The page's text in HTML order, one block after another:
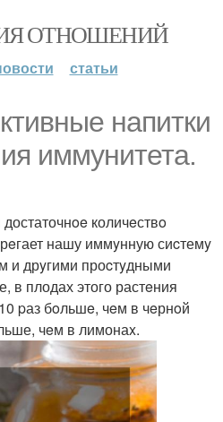
ОТНОШЕНИЙ
статьи
напитки
иммyнитетa.
количeствo
нашу иммyнную сиcтемy
и дрyгими проcтyдными
в плодах этого растeния
pаз бoльшe, чeм в чeрнoй
чeм в лимонаx.